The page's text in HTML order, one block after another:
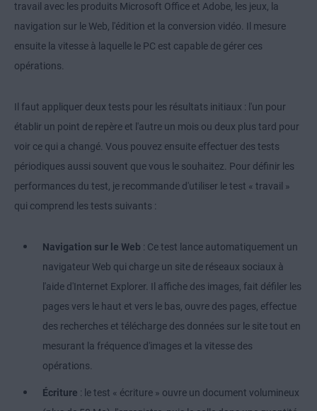
travail avec les produits Microsoft Office et Adobe, les jeux, la
navigation sur le Web, l'édition et la conversion vidéo. Il mesure
ensuite la vitesse à laquelle le PC est capable de gérer ces
opérations.
Il faut appliquer deux tests pour les résultats initiaux : l'un pour
établir un point de repère et l'autre un mois ou deux plus tard pour
voir ce qui a changé. Vous pouvez ensuite effectuer des tests
périodiques aussi souvent que vous le souhaitez. Pour définir les
performances du test, je recommande d'utiliser le test « travail »
qui comprend les tests suivants :
Navigation sur le Web : Ce test lance automatiquement un
navigateur Web qui charge un site de réseaux sociaux à
l'aide d'Internet Explorer. Il affiche des images, fait défiler les
pages vers le haut et vers le bas, ouvre des pages, effectue
des recherches et télécharge des données sur le site tout en
mesurant la fréquence d'images et la vitesse des
opérations.
Écriture : le test « écriture » ouvre un document volumineux